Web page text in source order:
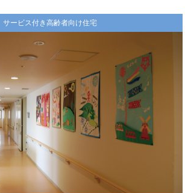
サービス付き高齢者向け住宅